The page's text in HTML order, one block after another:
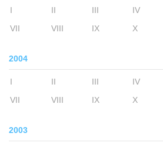
I II III IV
VII
VIII IX X
2004
I II III IV
VII
VIII IX X
2003